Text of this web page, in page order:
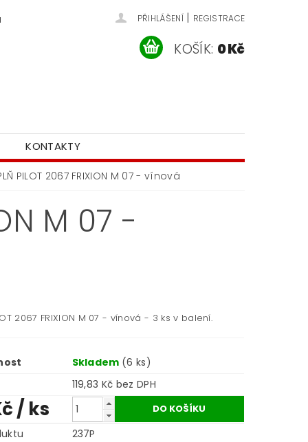
PŘIHLÁŠENÍ | REGISTRACE
KOŠÍK: 0 Kč
KONTAKTY
PILOT 2067 FRIXION M 07 - vínová
M 07 -
2067 FRIXION M 07 - vínová - 3 ks v balení.
Skladem (6 ks)
119,83 Kč bez DPH
/ ks
237P